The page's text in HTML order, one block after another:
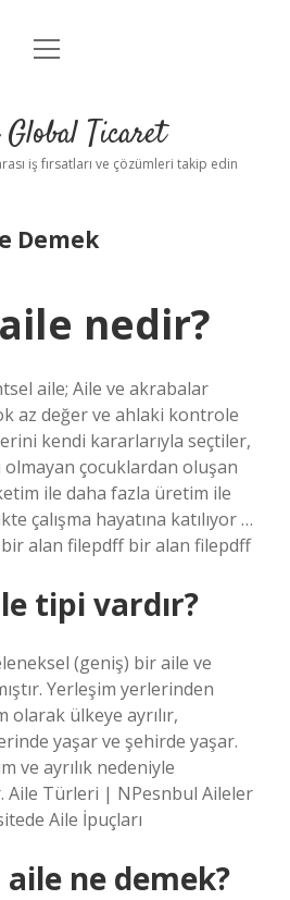
Anasayfa
Yasal Uyarı
menüyü
Ticaret
iş fırsatları ve çözümleri takip edin
Demek
nedir?
aile; Aile ve akrabalar
az değer ve ahlaki kontrole
kendi kararlarıyla seçtiler,
olmayan çocuklardan oluşan
ile daha fazla üretim ile
çalışma hayatına katılıyor …
bir alan filepdff bir alan filepdff
tipi vardır?
(geniş) bir aile ve
Yerleşim yerlerinden
olarak ülkeye ayrılır,
yaşar ve şehirde yaşar.
ve ayrılık nedeniyle
Aile Türleri | NPesnbul Aileler
Aile İpuçları
ne demek?